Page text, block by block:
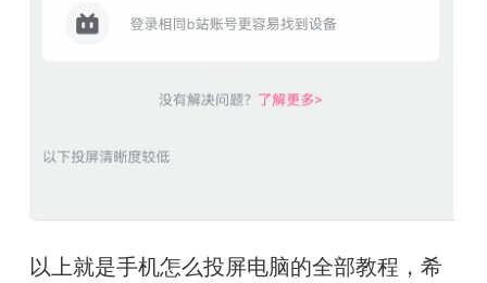
以上就是手机怎么投屏电脑的全部教程，希